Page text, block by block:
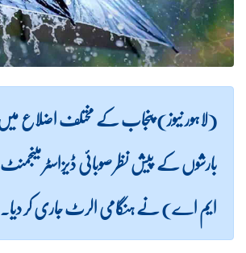
(لاہور نیوز) پنجاب کے مختلف اضلاع
بارشوں کے پیش نظر صوبائی ڈیزاسٹر
ایم اے) نے ہنگامی الرٹ جاری کر دیا۔